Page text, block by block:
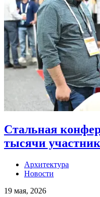
Стальная
тысячи
Архитектура
Новости
19 мая, 2026